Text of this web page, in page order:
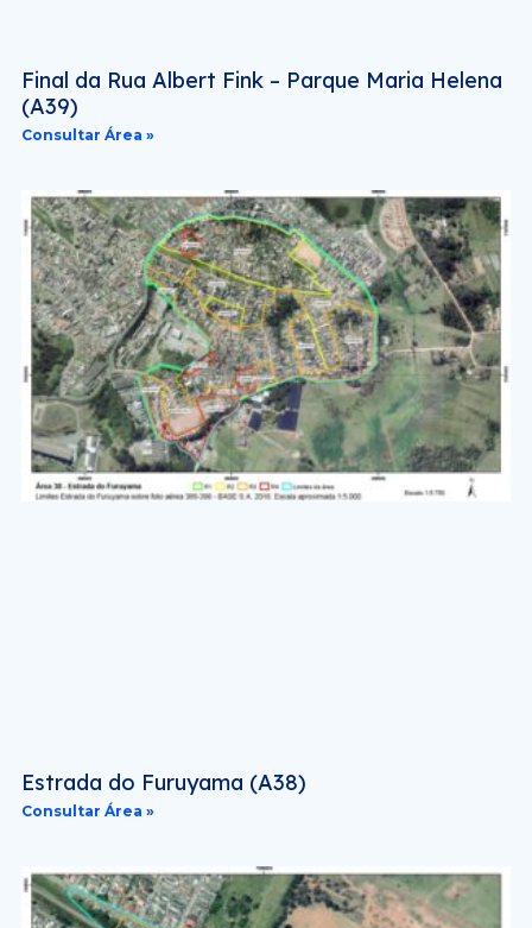
Final da Rua Albert Fink – Parque Maria Helena
(A39)
Consultar Área »
Estrada do Furuyama (A38)
Consultar Área »